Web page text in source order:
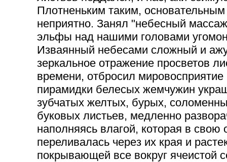
Плотненьким таким,
неприятно. Занял "небесный
эльфы над нашими головами
Изваянный небесами сложный и
зеркальное отражение просветов
времени, отбросил
пирамидки белесых жемчужин
зубчатых желтых, бурых,
буковых листьев, медленно
наполняясь влагой, которая в
переливалась через их края и
покрывающей все вокруг ячеистой